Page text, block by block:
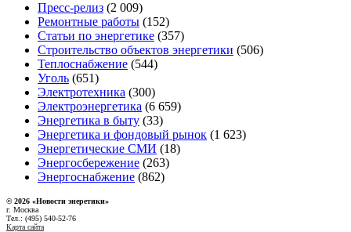
Пресс-релиз (2 009)
Ремонтные работы (152)
Статьи по энергетике (357)
Строительство объектов энергетики (506)
Теплоснабжение (544)
Уголь (651)
Электротехника (300)
Электроэнергетика (6 659)
Энергетика в быту (33)
Энергетика и фондовый рынок (1 623)
Энергетические СМИ (18)
Энергосбережение (263)
Энергоснабжение (862)
© 2026 «Новости энеретики»
г. Москва
Тел.: (495) 540-52-76
Карта сайта